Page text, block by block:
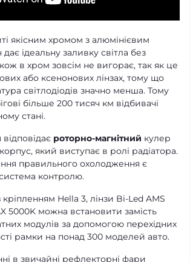
якісним хромом з алюмінієвим
ідеальну заливку світла без
в хром зовсім не вигорає, так як це
або ксенонових лінзах, тому що
світлодіодів значно менша. Тому
більше 200 тисяч км відбивачі
стані.
роторно-магнітний кулер
який виступає в ролі радіатора.
правильного охолодження є
контролю.
Hella 3, лінзи Bi-Led AMS
5000K можна встановити замість
модулів за допомогою перехідних
рамки на понад 300 моделей авто.
в звичайні рефлекторні фари